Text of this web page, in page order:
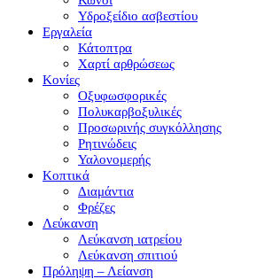
Υδροξείδιο ασβεστίου
Εργαλεία
Κάτοπτρα
Χαρτί αρθρώσεως
Κονίες
Οξυφωσφορικές
Πολυκαρβοξυλικές
Προσωρινής συγκόλλησης
Ρητινώδεις
Υαλονομερής
Κοπτικά
Διαμάντια
Φρέζες
Λεύκανση
Λεύκανση ιατρείου
Λεύκανση σπιτιού
Πρόληψη – Λείανση